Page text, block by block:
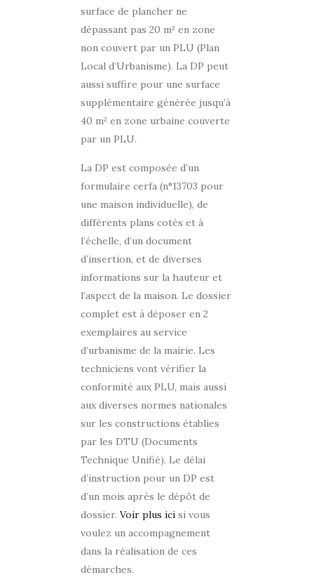
surface de plancher ne
dépassant pas 20 m² en zone
non couvert par un PLU (Plan
Local d’Urbanisme). La DP peut
aussi suffire pour une surface
supplémentaire générée jusqu’à
40 m² en zone urbaine couverte
par un PLU.
La DP est composée d’un
formulaire cerfa (n°13703 pour
une maison individuelle), de
différents plans cotés et à
l’échelle, d’un document
d’insertion, et de diverses
informations sur la hauteur et
l’aspect de la maison. Le dossier
complet est à déposer en 2
exemplaires au service
d’urbanisme de la mairie. Les
techniciens vont vérifier la
conformité aux PLU, mais aussi
aux diverses normes nationales
sur les constructions établies
par les DTU (Documents
Technique Unifié). Le délai
d’instruction pour un DP est
d’un mois après le dépôt de
dossier. Voir plus ici si vous
voulez un accompagnement
dans la réalisation de ces
démarches.